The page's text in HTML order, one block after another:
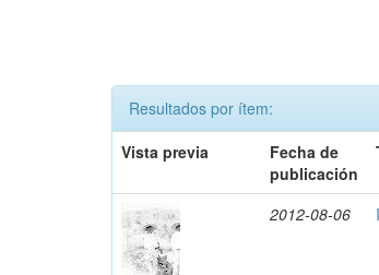
Resultados por ítem:
Vista previa
Fecha de
publicación
2012-08-06